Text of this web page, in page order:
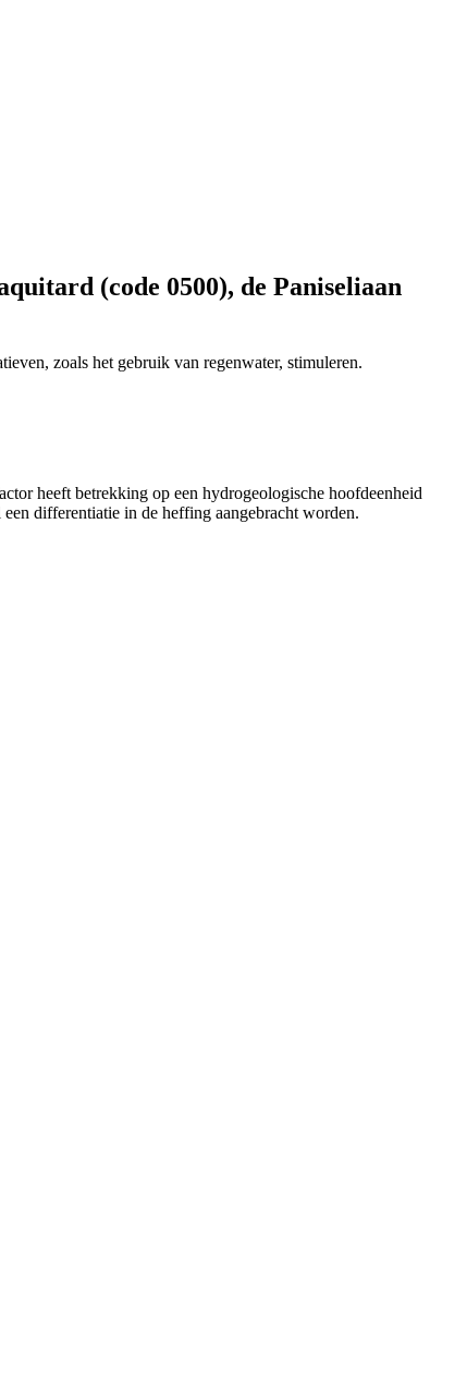
(code 0500), de Paniseliaan
zoals het gebruik van regenwater, stimuleren.
heeft betrekking op een hydrogeologische hoofdeenheid
differentiatie in de heffing aangebracht worden.